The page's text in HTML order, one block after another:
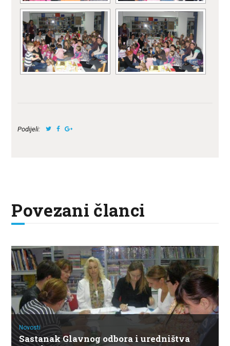
Podijeli:
Povezani članci
Novosti
Sastanak Glavnog odbora i uredništva